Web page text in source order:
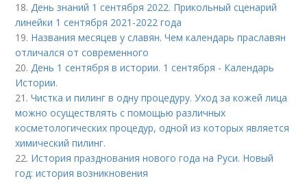
18.День знаний 1 сентября 2022. Прикольный сценарий
линейки 1 сентября 2021-2022 года
19. Названия месяцев у славян. Чем календарь праславян
отличался от современного
20.День 1 сентября в истории. 1 сентября - Календарь
Истории.
21.Чистка и пилинг в одну процедуру. Уход за кожей лица
можно осуществлять с помощью различных
косметологических процедур, одной из которых является
химический пилинг.
22. История празднования нового года на Руси. Новый
год: история возникновения